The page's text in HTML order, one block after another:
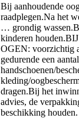
Bij aanhoudende
raadplegen.Na het
… grondig wassen.
kinderen houden.
OGEN: voorzichtig
gedurende een
handschoenen/
kleding/
dragen.Bij het
advies, de
beschikking houden.